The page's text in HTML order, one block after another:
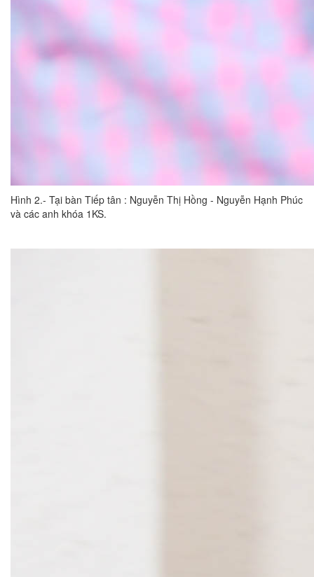
Hình 2.- Tại bàn Tiếp tân : Nguyễn Thị Hồng - Nguyễn Hạnh Phúc
và các anh khóa 1KS.